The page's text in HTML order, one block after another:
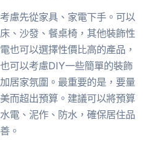
慮先從家具、家電下手。可以
、沙發、餐桌椅，其他裝飾性
也可以選擇性價比高的產品，
可以考慮DIY一些簡單的裝飾
居家氛圍。最重要的是，要量
而超出預算。建議可以將預算
電、泥作、防水，確保居住品
。